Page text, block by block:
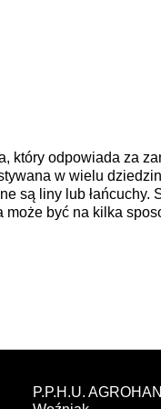
który odpowiada za
w wielu
są liny lub łańcuchy.
być na kilka
P.P.H.U.